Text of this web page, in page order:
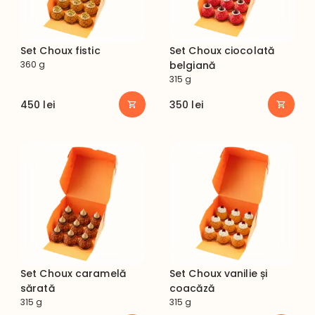
Set Choux fistic
360 g
450 lei
Set Choux ciocolată
belgiană
315 g
350 lei
Set Choux caramelă
sărată
315 g
Set Choux vanilie și
coacăză
315 g